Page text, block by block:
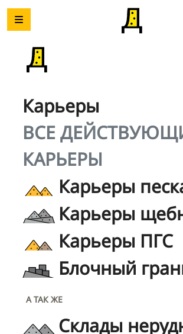
Карьеры
ВСЕ
КАРЬЕРЫ
Карьеры
Карьеры
Карьеры ПГС
Блочный
А ТАК ЖЕ
Склады